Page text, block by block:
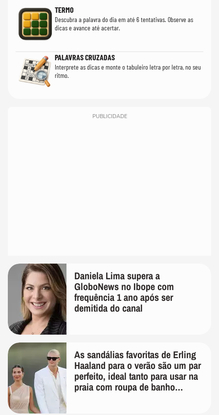
TERMO
Descubra a palavra do dia em até 6 tentativas. Observe as
dicas e avance até acertar.
PALAVRAS CRUZADAS
Interprete as dicas e monte o tabuleiro letra por letra, no seu
ritmo.
PUBLICIDADE
Daniela Lima supera a
GloboNews no Ibope com
frequência 1 ano após ser
demitida do canal
As sandálias favoritas de Erling
Haaland para o verão são um par
perfeito, ideal tanto para usar na
praia com roupa de banho